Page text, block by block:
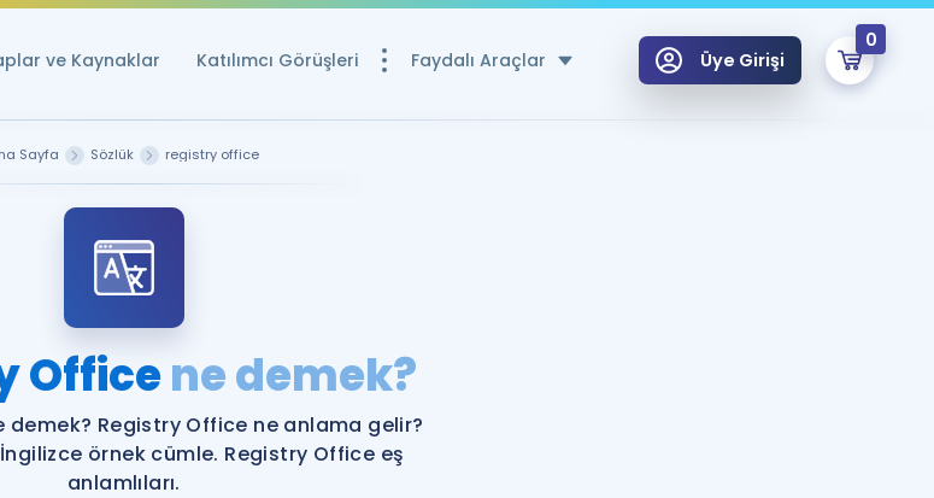
ve Kaynaklar Katılımcı Görüşleri Faydalı Araçlar
Ücretsiz Kaynaklar
YDS ve YÖKDİL Puan Hesaplama Aracı
YDS ve YÖKDİL'e Hazırlananlar için Öneriler
Üye Girişi
0
Remzi Hoca ile seni sınava hazırlayacak onlarca eğitim seni bekliyor!
Sayfa Sözlük registry office
Officene demek?
demek? Registry Office ne anlama gelir?
örnek cümle. Registry Office eş
anlamlıları.